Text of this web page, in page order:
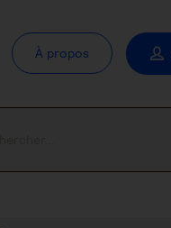
À propos